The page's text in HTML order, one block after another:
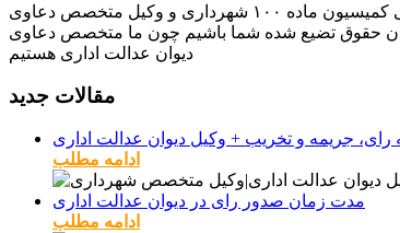
ما بر آنیم که بهترین نتایج را بر اساس تجربیاتمان در دعاوی که به ما می‌سپارید برای شما به ارمغان بیاوریم تجربیاتی که به عنوان وکیل تخصصی کمیسیون ماده ۱۰۰ شهرداری و وکیل متخصص دعاوی
رسان حقوق تضیع شده شما باشیم چون ما متخصص دعاوی
دیوان عدالت اداری هستیم
مقالات جدید
ادامه مطلب
مدت زمان صدور رای در دیوان عدالت اداری
ادامه مطلب